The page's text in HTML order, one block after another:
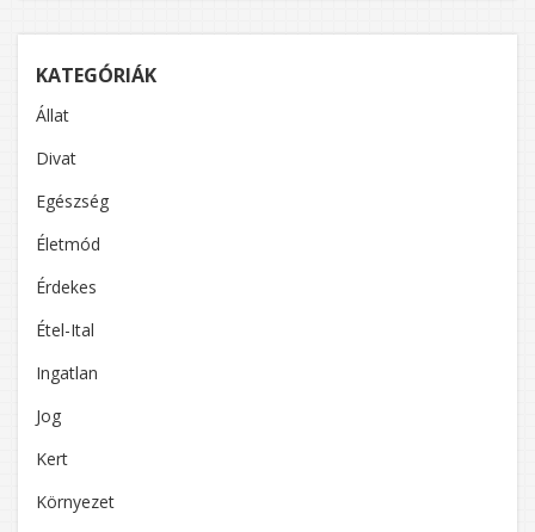
KATEGÓRIÁK
Állat
Divat
Egészség
Életmód
Érdekes
Étel-Ital
Ingatlan
Jog
Kert
Környezet